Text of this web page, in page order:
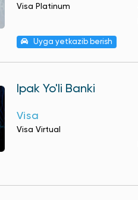
Visa Platinum
Uyga yetkazib berish
Ipak Yo'li Banki
Visa
Visa Virtual